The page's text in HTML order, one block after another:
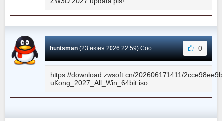
huntsman(23 июня 2026 22:59) Сообщение #108 0
https://download.zwsoft.cn/202606171411/
uKong_2027_All_Win_64bit.iso